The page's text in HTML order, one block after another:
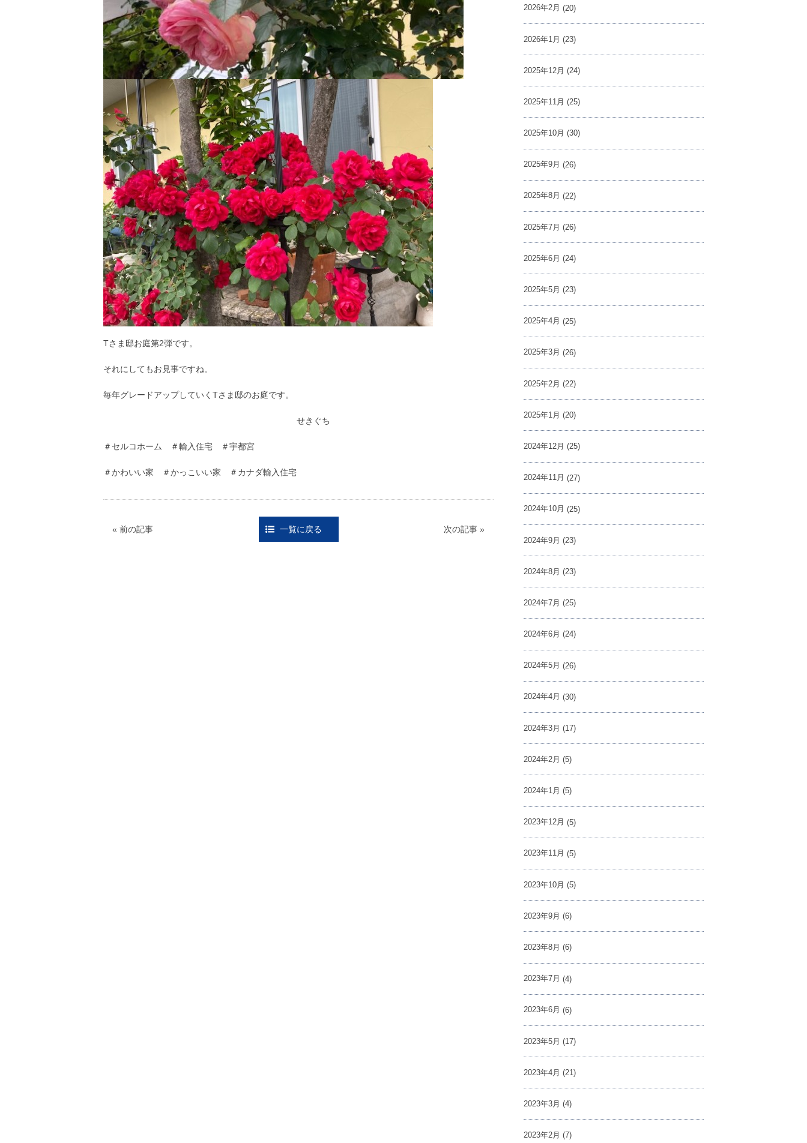
Tさま邸お庭第2弾です。
それにしてもお見事ですね。
毎年グレードアップしていくTさま邸のお庭です。
せきぐち
＃セルコホーム ＃輸入住宅 ＃宇都宮
＃かわいい家 ＃かっこいい家 ＃カナダ輸入住宅
« 前の記事 一覧に戻る 次の記事 »
2026年2月 (20)
2026年1月 (23)
2025年12月 (24)
2025年11月 (25)
2025年10月 (30)
2025年9月 (26)
2025年8月 (22)
2025年7月 (26)
2025年6月 (24)
2025年5月 (23)
2025年4月 (25)
2025年3月 (26)
2025年2月 (22)
2025年1月 (20)
2024年12月 (25)
2024年11月 (27)
2024年10月 (25)
2024年9月 (23)
2024年8月 (23)
2024年7月 (25)
2024年6月 (24)
2024年5月 (26)
2024年4月 (30)
2024年3月 (17)
2024年2月 (5)
2024年1月 (5)
2023年12月 (5)
2023年11月 (5)
2023年10月 (5)
2023年9月 (6)
2023年8月 (6)
2023年7月 (4)
2023年6月 (6)
2023年5月 (17)
2023年4月 (21)
2023年3月 (4)
2023年2月 (7)